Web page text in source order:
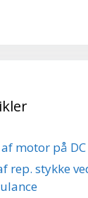
motor på DC
rep. stykke